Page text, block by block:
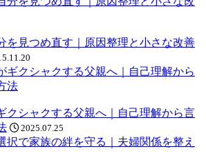
を見つめ直す｜原因整理と小さな改善
クシャクする父親へ｜自己理解から言
2025.07.25